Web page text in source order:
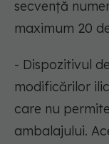
secvență
maximum 20
- Dispozitivul
modificărilor
care nu
ambalajului.